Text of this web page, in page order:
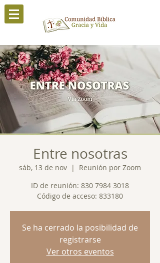
Entre nosotras
sáb, 13 de nov
  |
Reunión por Zoom
ID de reunión: 830 7984 3018
Código de acceso: 833180
Se ha cerrado la posibilidad de
registrarse
Ver otros eventos